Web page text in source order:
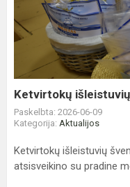
šventėje
„Kelionė
tęsiasi“
Ketvirtokų
Paskelbta: 2026-06-09
Kategorija: Aktualijos
Ketvirtokų išleistuvių
atsisveikino su pradine